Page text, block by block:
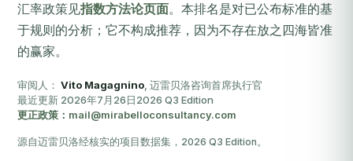
汇率政策见指数方法论页面。本排名是对已公布标准的基
于规则的分析；它不构成推荐，因为不存在放之四海皆准
的赢家。
审阅人： Vito Magagnino , 迈雷贝洛咨询首席执行官
最近更新 2026年7月26日2026 Q3 Edition
更正政策：mail@mirabelloconsultancy.com
源自迈雷贝洛经核实的项目数据集，2026 Q3 Edition。